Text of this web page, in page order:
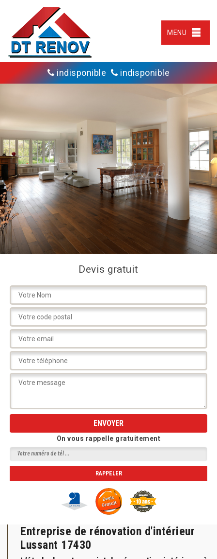
MENU
indisponible indisponible
Devis gratuit
On vous rappelle gratuitement
Entreprise de rénovation d'intérieur
Lussant 17430